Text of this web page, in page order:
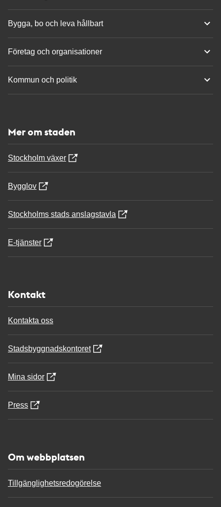
Bygga, bo och leva hållbart
Företag och organisationer
Kommun och politik
Mer om staden
Stockholm växer
Bygglov
Stockholms stads anslagstavla
E-tjänster
Kontakt
Kontakta oss
Stadsbyggnadskontoret
Mina sidor
Press
Om webbplatsen
Tillgänglighetsredogörelse